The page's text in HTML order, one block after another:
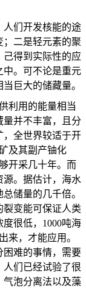
人们开发核能的途
二是轻元素的聚
己得到实际性的应
中。可不论是重元
巨大的储藏量。
利用的能量相当
量并不丰富，且分
，全世界较适于开
及其副产铀化
开采几十年。而
。据估计，海水
储量的几千倍。
变能可保证人类
很低， 1000吨海
来，才能应用。
困难的事情，需要
人们已经试验了很
气泡分离法以及藻